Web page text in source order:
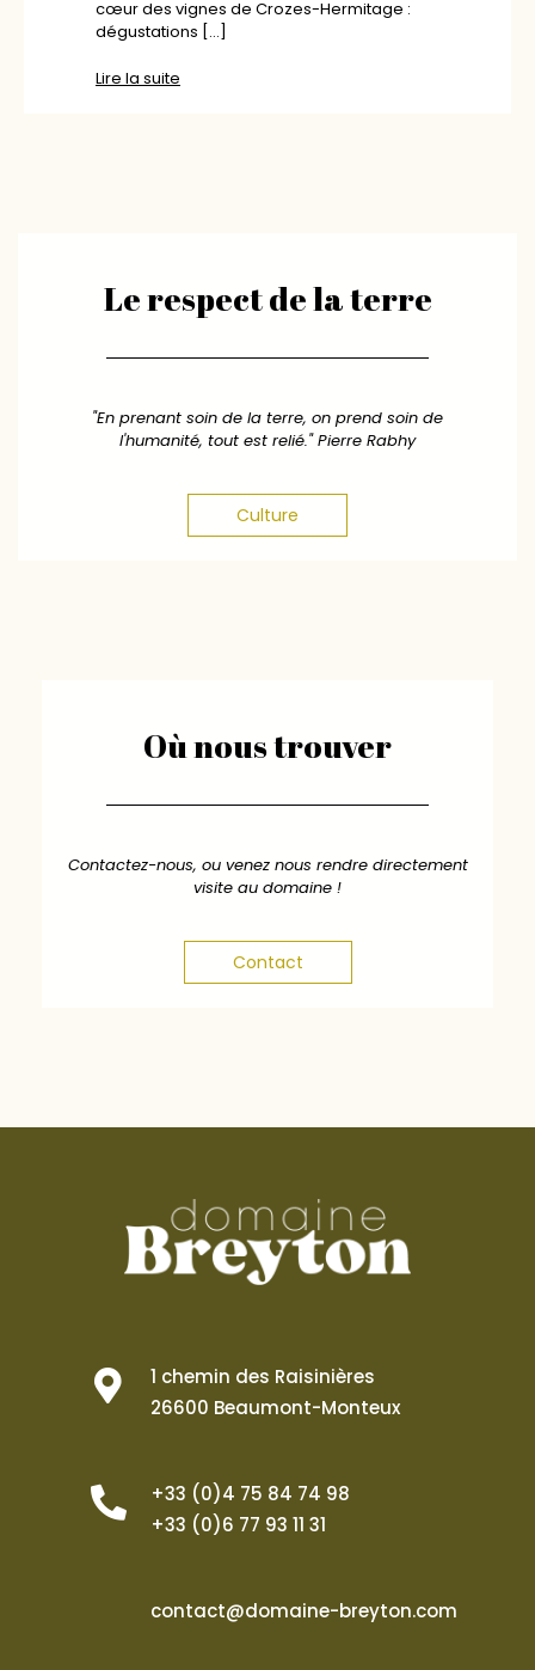
cœur des vignes de Crozes-Hermitage :
dégustations […]
Lire la suite
Le respect de la terre
"En prenant soin de la terre, on prend soin de
l'humanité, tout est relié." Pierre Rabhy
Culture
Où nous trouver
Contactez-nous, ou venez nous rendre directement
visite au domaine !
Contact
1 chemin des Raisinières
26600 Beaumont-Monteux
+33 (0)4 75 84 74 98
+33 (0)6 77 93 11 31
contact@domaine-breyton.com